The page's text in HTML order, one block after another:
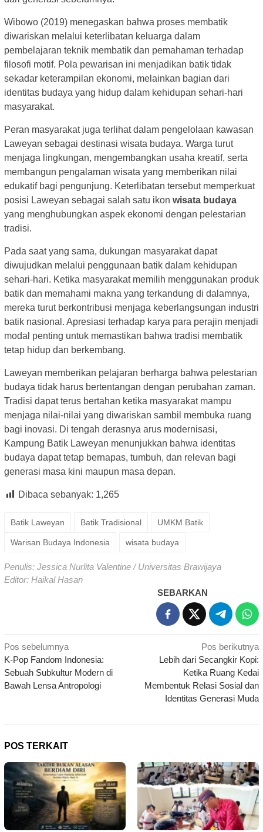
Wibowo (2019) menegaskan bahwa proses membatik
diwariskan melalui keterlibatan keluarga dalam
pembelajaran teknik membatik dan pemahaman terhadap
filosofi motif. Pola pewarisan ini menjadikan batik tidak
sekadar keterampilan ekonomi, melainkan bagian dari
identitas budaya yang hidup dalam kehidupan sehari-hari
masyarakat.
Peran masyarakat juga terlihat dalam pengelolaan kawasan
Laweyan sebagai destinasi wisata budaya. Warga turut
menjaga lingkungan, mengembangkan usaha kreatif, serta
membangun pengalaman wisata yang memberikan nilai
edukatif bagi pengunjung. Keterlibatan tersebut memperkuat
posisi Laweyan sebagai salah satu ikon wisata budaya
yang menghubungkan aspek ekonomi dengan pelestarian
tradisi.
Pada saat yang sama, dukungan masyarakat dapat
diwujudkan melalui penggunaan batik dalam kehidupan
sehari-hari. Ketika masyarakat memilih menggunakan produk
batik dan memahami makna yang terkandung di dalamnya,
mereka turut berkontribusi menjaga keberlangsungan industri
batik nasional. Apresiasi terhadap karya para perajin menjadi
modal penting untuk memastikan bahwa tradisi membatik
tetap hidup dan berkembang.
Laweyan memberikan pelajaran berharga bahwa pelestarian
budaya tidak harus bertentangan dengan perubahan zaman.
Tradisi dapat terus bertahan ketika masyarakat mampu
menjaga nilai-nilai yang diwariskan sambil membuka ruang
bagi inovasi. Di tengah derasnya arus modernisasi,
Kampung Batik Laweyan menunjukkan bahwa identitas
budaya dapat tetap bernapas, tumbuh, dan relevan bagi
generasi masa kini maupun masa depan.
Dibaca sebanyak: 1,265
Batik Laweyan Batik Tradisional UMKM Batik
Warisan Budaya Indonesia wisata budaya
Penulis: Jessica Nurlita Valentine / Universitas Brawijaya
Editor: Haikal Hasan
SEBARKAN
Navigasi
pos
Pos sebelumnya
K-Pop Fandom Indonesia:
Sebuah Subkultur Modern di
Bawah Lensa Antropologi
Pos berikutnya
Lebih dari Secangkir Kopi:
Ketika Ruang Kedai
Membentuk Relasi Sosial dan
Identitas Generasi Muda
POS TERKAIT